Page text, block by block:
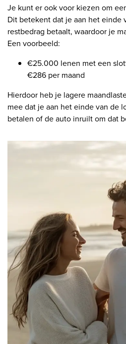
Je kunt er ook voor kiezen om
Dit betekent dat je aan het einde
restbedrag betaalt, waardoor je
Een voorbeeld:
€25.000 lenen met een
€286 per maand
Hierdoor heb je lagere
mee dat je aan het einde van de
betalen of de auto inruilt om dat